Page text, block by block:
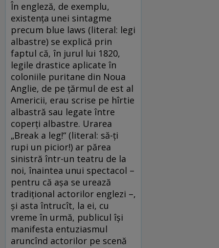
În engleză, de exemplu,
existența unei sintagme
precum blue laws (literal: legi
albastre) se explică prin
faptul că, în jurul lui 1820,
legile drastice aplicate în
coloniile puritane din Noua
Anglie, de pe țărmul de est al
Americii, erau scrise pe hîrtie
albastră sau legate între
coperți albastre. Urarea
„Break a leg!“ (literal: să-ți
rupi un picior!) ar părea
sinistră într-un teatru de la
noi, înaintea unui spectacol –
pentru că așa se urează
tradițional actorilor englezi –,
și asta întrucît, la ei, cu
vreme în urmă, publicul își
manifesta entuziasmul
aruncînd actorilor pe scenă